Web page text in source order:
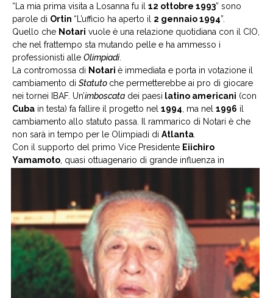
“La mia prima visita a Losanna fu il 12 ottobre 1993” sono
parole di Ortin “L’ufficio ha aperto il 2 gennaio 1994”.
Quello che Notari vuole è una relazione quotidiana con il CIO,
che nel frattempo sta mutando pelle e ha ammesso i
professionisti alle Olimpiadi.
La contromossa di Notari è immediata e porta in votazione il
cambiamento di Statuto che permetterebbe ai pro di giocare
nei tornei IBAF. Un’imboscata dei paesi latino americani (con
Cuba in testa) fa fallire il progetto nel 1994 , ma nel 1996 il
cambiamento allo statuto passa. Il rammarico di Notari è che
non sarà in tempo per le Olimpiadi di Atlanta
Con il supporto del primo Vice Presidente Eiichiro
Yamamoto , quasi ottuagenario di grande influenza in